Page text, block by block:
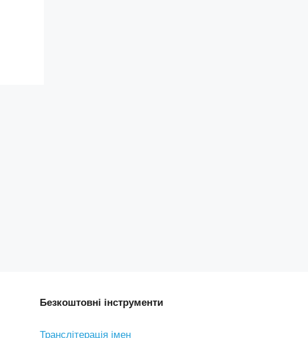
Безкоштовні інструменти
Транслітерація імен